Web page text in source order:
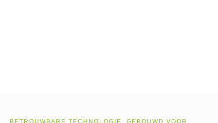
BETROUWBARE TECHNOLOGIE, GEBOUWD VOOR